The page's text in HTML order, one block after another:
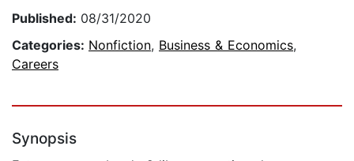
Published: 08/31/2020
Categories: Nonfiction, Business & Economics,
Careers
Synopsis